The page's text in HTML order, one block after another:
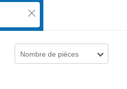
Nombre de pièces